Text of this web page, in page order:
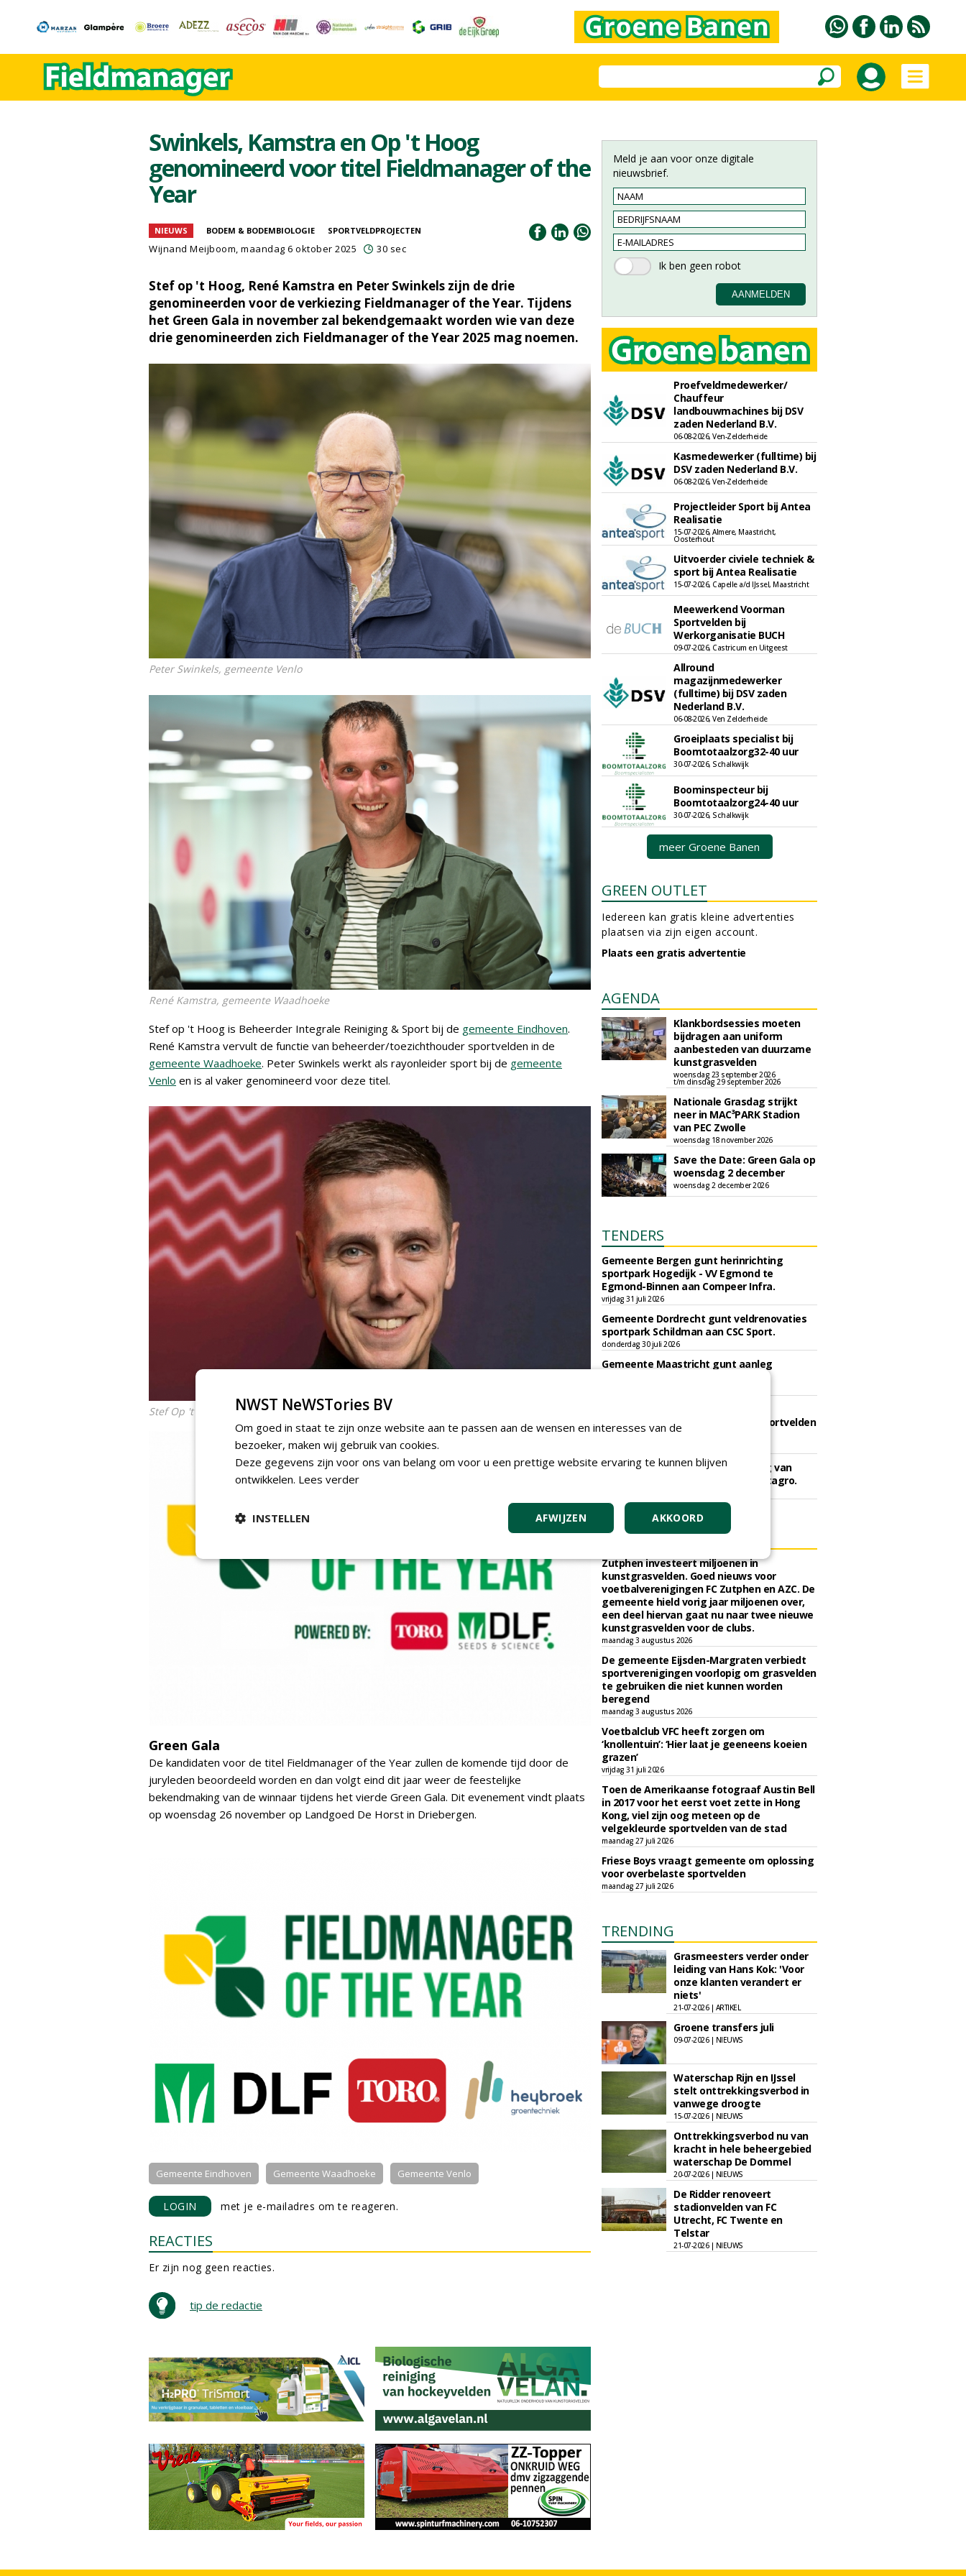
Swinkels, Kamstra en Op 't Hoog
genomineerd voor titel Fieldmanager of the
Year
NIEUWS BODEM & BODEMBIOLOGIE SPORTVELDPROJECTEN
Wijnand Meijboom, maandag 6 oktober 2025 30 sec
Stef op 't Hoog, René Kamstra en Peter Swinkels zijn de drie
genomineerden voor de verkiezing Fieldmanager of the Year. Tijdens
het Green Gala in november zal bekendgemaakt worden wie van deze
drie genomineerden zich Fieldmanager of the Year 2025 mag noemen.
Peter Swinkels, gemeente Venlo
René Kamstra, gemeente Waadhoeke
Stef op 't Hoog is Beheerder Integrale Reiniging & Sport bij de gemeente Eindhoven.
René Kamstra vervult de functie van beheerder/toezichthouder sportvelden in de
gemeente Waadhoeke. Peter Swinkels werkt als rayonleider sport bij de gemeente
Venlo en is al vaker genomineerd voor deze titel.
Stef Op 't Hoog, gemeente Eindhoven
Green Gala
De kandidaten voor de titel Fieldmanager of the Year zullen de komende tijd door de
juryleden beoordeeld worden en dan volgt eind dit jaar weer de feestelijke
bekendmaking van de winnaar tijdens het vierde Green Gala. Dit evenement vindt plaats
op woensdag 26 november op Landgoed De Horst in Driebergen.
Gemeente Eindhoven Gemeente Waadhoeke Gemeente Venlo
LOGIN met je e-mailadres om te reageren.
REACTIES
Er zijn nog geen reacties.
tip de redactie
Meld je aan voor onze digitale
nieuwsbrief.
Proefveldmedewerker/
Chauffeur
landbouwmachines bij DSV
zaden Nederland B.V.
06-08-2026, Ven-Zelderheide
Kasmedewerker (fulltime) bij
DSV zaden Nederland B.V.
06-08-2026, Ven-Zelderheide
Projectleider Sport bij Antea
Realisatie
15-07-2026, Almere, Maastricht,
Oosterhout
Uitvoerder civiele techniek &
sport bij Antea Realisatie
15-07-2026, Capelle a/d IJssel, Maastricht
Meewerkend Voorman
Sportvelden bij
Werkorganisatie BUCH
09-07-2026, Castricum en Uitgeest
Allround
magazijnmedewerker
(fulltime) bij DSV zaden
Nederland B.V.
06-08-2026, Ven Zelderheide
Groeiplaats specialist bij
Boomtotaalzorg32-40 uur
30-07-2026, Schalkwijk
Boominspecteur bij
Boomtotaalzorg24-40 uur
30-07-2026, Schalkwijk
meer Groene Banen
GREEN OUTLET
Iedereen kan gratis kleine advertenties
plaatsen via zijn eigen account.
Plaats een gratis advertentie
AGENDA
Klankbordsessies moeten
bijdragen aan uniform
aanbesteden van duurzame
kunstgrasvelden
woensdag 23 september 2026
t/m dinsdag 29 september 2026
Nationale Grasdag strijkt
neer in MAC³PARK Stadion
van PEC Zwolle
woensdag 18 november 2026
Save the Date: Green Gala op
woensdag 2 december
woensdag 2 december 2026
TENDERS
Gemeente Bergen gunt herinrichting
sportpark Hogedijk - VV Egmond te
Egmond-Binnen aan Compeer Infra.
vrijdag 31 juli 2026
Gemeente Dordrecht gunt veldrenovaties
sportpark Schildman aan CSC Sport.
donderdag 30 juli 2026
Gemeente Maastricht gunt aanleg
raamovereenkomst onderhoud sportvelden
aan Bouma Sport en Groen.
Gemeente Den Haag gunt levering van
graszaden en meststoffen aan Vitagro.
KNIPSELS
Zutphen investeert miljoenen in
kunstgrasvelden. Goed nieuws voor
voetbalverenigingen FC Zutphen en AZC. De
gemeente hield vorig jaar miljoenen over,
een deel hiervan gaat nu naar twee nieuwe
kunstgrasvelden voor de clubs.
maandag 3 augustus 2026
De gemeente Eijsden-Margraten verbiedt
sportverenigingen voorlopig om grasvelden
te gebruiken die niet kunnen worden
beregend
maandag 3 augustus 2026
Voetbalclub VFC heeft zorgen om
‘knollentuin’: ‘Hier laat je geeneens koeien
grazen’
vrijdag 31 juli 2026
Toen de Amerikaanse fotograaf Austin Bell
in 2017 voor het eerst voet zette in Hong
Kong, viel zijn oog meteen op de
velgekleurde sportvelden van de stad
maandag 27 juli 2026
Friese Boys vraagt gemeente om oplossing
voor overbelaste sportvelden
maandag 27 juli 2026
TRENDING
Grasmeesters verder onder
leiding van Hans Kok: 'Voor
onze klanten verandert er
niets'
21-07-2026 | ARTIKEL
Groene transfers juli
09-07-2026 | NIEUWS
Waterschap Rijn en IJssel
stelt onttrekkingsverbod in
vanwege droogte
15-07-2026 | NIEUWS
Onttrekkingsverbod nu van
kracht in hele beheergebied
waterschap De Dommel
20-07-2026 | NIEUWS
De Ridder renoveert
stadionvelden van FC
Utrecht, FC Twente en
Telstar
21-07-2026 | NIEUWS
NWST NeWSTories BV
Om goed in staat te zijn onze website aan te passen aan de wensen en interesses van de
bezoeker, maken wij gebruik van cookies.
Deze gegevens zijn voor ons van belang om voor u een prettige website ervaring te kunnen blijven
ontwikkelen. Lees verder
AKKOORD
AFWIJZEN
INSTELLEN